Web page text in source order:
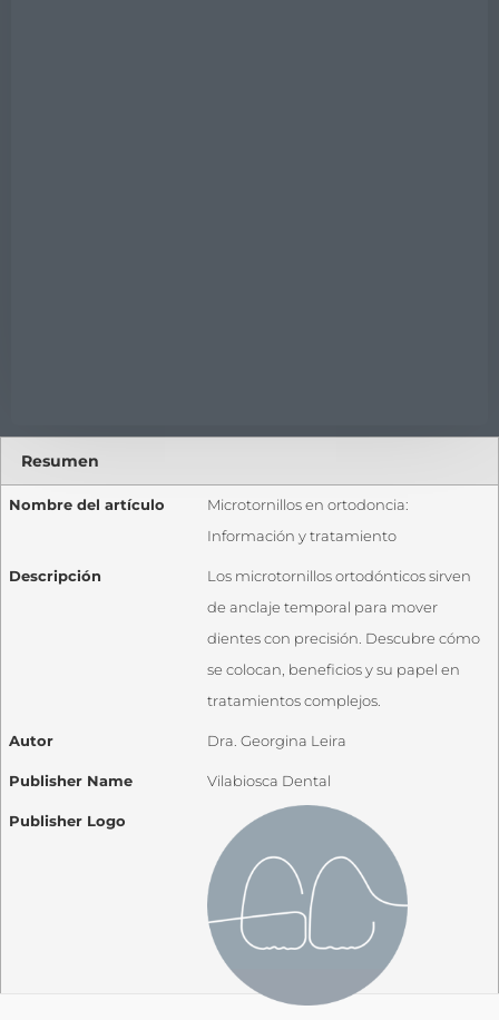
Resumen
Nombre del artículo
Microtornillos en ortodoncia:
Información y tratamiento
Descripción
Los microtornillos ortodónticos sirven
de anclaje temporal para mover
dientes con precisión. Descubre cómo
se colocan, beneficios y su papel en
tratamientos complejos.
Autor Dra. Georgina Leira
Publisher Name Vilabiosca Dental
Publisher Logo